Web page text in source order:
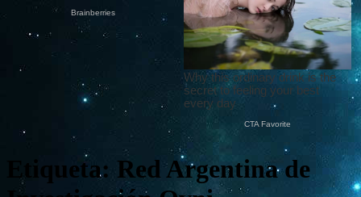
Etiqueta: Red Argentina de